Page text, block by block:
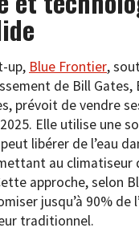
up, Blue Frontier,
de Bill Gates,
prévoit de vendre
Elle utilise une
libérer de l’eau
au climatiseur
approche, selon
jusqu’à 90% de
traditionnel.